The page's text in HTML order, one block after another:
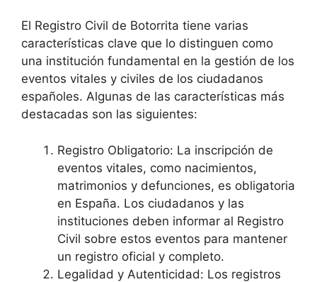
El Registro Civil de Botorrita tiene varias
características clave que lo distinguen como
una institución fundamental en la gestión de los
eventos vitales y civiles de los ciudadanos
españoles. Algunas de las características más
destacadas son las siguientes:
Registro Obligatorio: La inscripción de
eventos vitales, como nacimientos,
matrimonios y defunciones, es obligatoria
en España. Los ciudadanos y las
instituciones deben informar al Registro
Civil sobre estos eventos para mantener
un registro oficial y completo.
Legalidad y Autenticidad: Los registros